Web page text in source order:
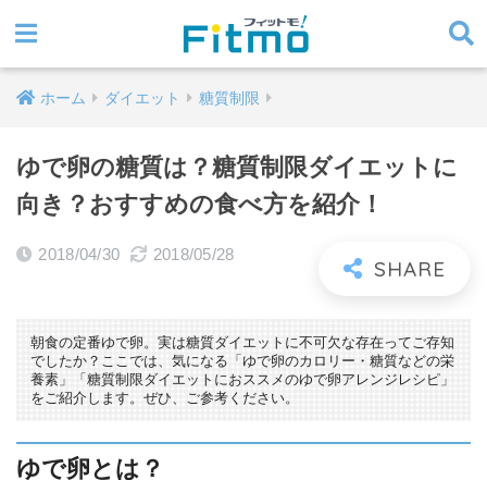
ホーム ダイエット 糖質制限
ゆで卵の糖質は？糖質制限ダイエットに
向き？おすすめの食べ方を紹介！
2018/04/30 2018/05/28
朝食の定番ゆで卵。実は糖質ダイエットに不可欠な存在ってご存知
でしたか？ここでは、気になる「ゆで卵のカロリー・糖質などの栄
養素」「糖質制限ダイエットにおススメのゆで卵アレンジレシピ」
をご紹介します。ぜひ、ご参考ください。
ゆで卵とは？